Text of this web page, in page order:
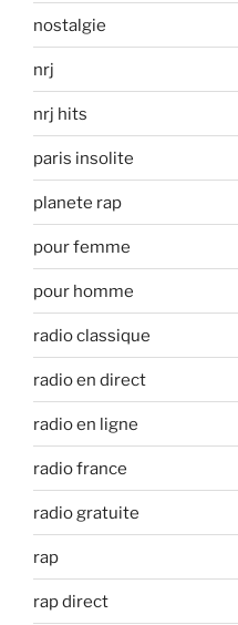
nostalgie
nrj
nrj hits
paris insolite
planete rap
pour femme
pour homme
radio classique
radio en direct
radio en ligne
radio france
radio gratuite
rap
rap direct